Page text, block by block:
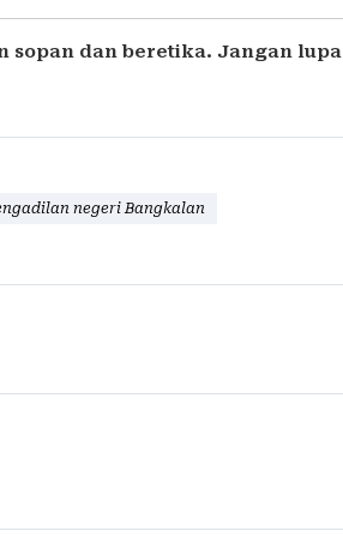
sopan dan beretika. Jangan lupa
negeri Bangkalan